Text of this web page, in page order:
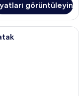
görüntüleyin
1 En Büyük (King) Boy